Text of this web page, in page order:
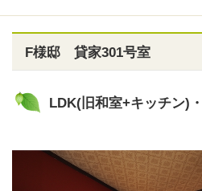
F様邸 貸家301号室
LDK(旧和室+キッチン)